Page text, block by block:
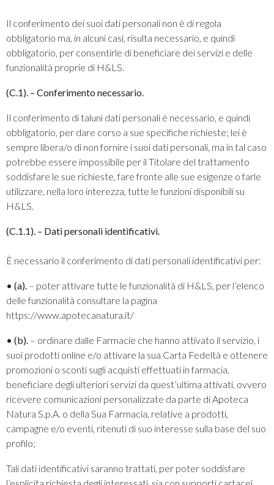
Il conferimento dei suoi dati personali non è di regola
obbligatorio ma, in alcuni casi, risulta necessario, e quindi
obbligatorio, per consentirle di beneficiare dei servizi e delle
funzionalità proprie di H&LS.
(C.1). – Conferimento necessario.
Il conferimento di taluni dati personali è necessario, e quindi
obbligatorio, per dare corso a sue specifiche richieste; lei è
sempre libera/o di non fornire i suoi dati personali, ma in tal caso
potrebbe essere impossibile per il Titolare del trattamento
soddisfare le sue richieste, fare fronte alle sue esigenze o farle
utilizzare, nella loro interezza, tutte le funzioni disponibili su
H&LS.
(C.1.1). – Dati personali identificativi.
È necessario il conferimento di dati personali identificativi per:
• (a). – poter attivare tutte le funzionalità di H&LS, per l’elenco
delle funzionalità consultare la pagina
https://www.apotecanatura.it/
• (b). – ordinare dalle Farmacie che hanno attivato il servizio, i
suoi prodotti online e/o attivare la sua Carta Fedeltà e ottenere
promozioni o sconti sugli acquisti effettuati in farmacia,
beneficiare degli ulteriori servizi da quest’ultima attivati, ovvero
ricevere comunicazioni personalizzate da parte di Apoteca
Natura S.p.A. o della Sua Farmacia, relative a prodotti,
campagne e/o eventi, ritenuti di suo interesse sulla base del suo
profilo;
Tali dati identificativi saranno trattati, per poter soddisfare